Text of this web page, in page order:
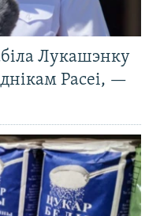
Лукашэнку
Расеі, —